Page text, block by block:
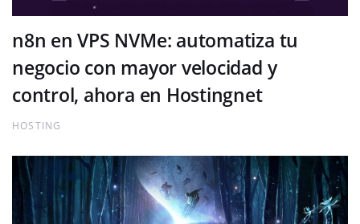
n8n en VPS NVMe: automatiza tu
negocio con mayor velocidad y
control, ahora en Hostingnet
HOSTING